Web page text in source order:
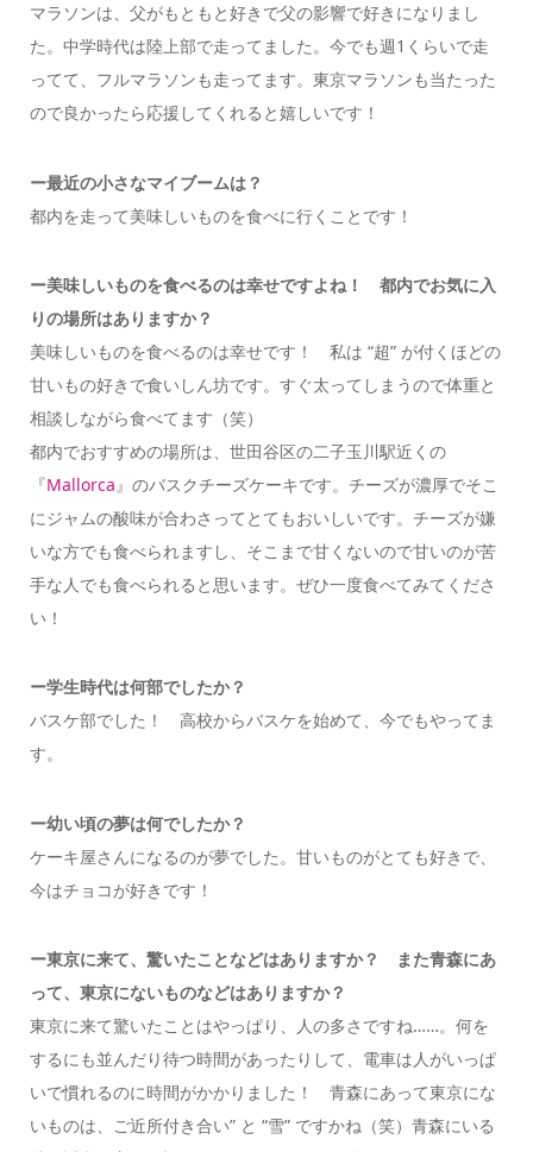
マラソンは、父がもともと好きで父の影響で好きになりまし
た。中学時代は陸上部で走ってました。今でも週1くらいで走
ってて、フルマラソンも走ってます。東京マラソンも当たった
ので良かったら応援してくれると嬉しいです！
ー最近の小さなマイブームは？
都内を走って美味しいものを食べに行くことです！
ー美味しいものを食べるのは幸せですよね！ 都内でお気に入
りの場所はありますか？
美味しいものを食べるのは幸せです！ 私は “超” が付くほどの
甘いもの好きで食いしん坊です。すぐ太ってしまうので体重と
相談しながら食べてます（笑）
都内でおすすめの場所は、世田谷区の二子玉川駅近くの
『Mallorca』のバスクチーズケーキです。チーズが濃厚でそこ
にジャムの酸味が合わさってとてもおいしいです。チーズが嫌
いな方でも食べられますし、そこまで甘くないので甘いのが苦
手な人でも食べられると思います。ぜひ一度食べてみてくださ
い！
ー学生時代は何部でしたか？
バスケ部でした！ 高校からバスケを始めて、今でもやってま
す。
ー幼い頃の夢は何でしたか？
ケーキ屋さんになるのが夢でした。甘いものがとても好きで、
今はチョコが好きです！
ー東京に来て、驚いたことなどはありますか？ また青森にあ
って、東京にないものなどはありますか？
東京に来て驚いたことはやっぱり、人の多さですね……。何を
するにも並んだり待つ時間があったりして、電車は人がいっぱ
いで慣れるのに時間がかかりました！ 青森にあって東京にな
いものは、ご近所付き合い” と “雪” ですかね（笑）青森にいる